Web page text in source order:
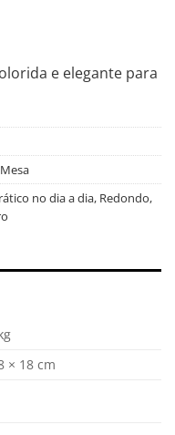
e elegante para
no dia a dia, Redondo,
× 18 cm